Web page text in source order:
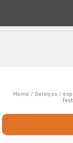
Home Serviços